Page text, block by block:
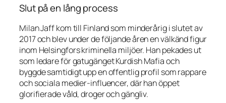
Slut på en lång process
Milan Jaff kom till Finland som minderårig i slutet av
2017 och blev under de följande åren en välkänd figur
inom Helsingfors kriminella miljöer. Han pekades ut
som ledare för gatugänget Kurdish Mafia och
byggde samtidigt upp en offentlig profil som rappare
och sociala medier-influencer, där han öppet
glorifierade våld, droger och gängliv.